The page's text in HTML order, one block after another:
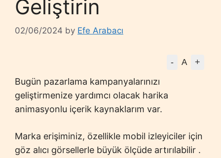
Geliştirin
02/06/2024 by Efe Arabacı
- A +
Bugün pazarlama kampanyalarınızı
geliştirmenize yardımcı olacak harika
animasyonlu içerik kaynaklarım var.
Marka erişiminiz, özellikle mobil izleyiciler için
göz alıcı görsellerle büyük ölçüde artırılabilir .